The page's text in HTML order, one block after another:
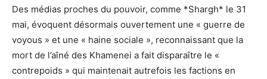
Des médias proches du pouvoir, comme *Shargh* le 31
mai, évoquent désormais ouvertement une « guerre de
voyous » et une « haine sociale », reconnaissant que la
mort de l’aîné des Khamenei a fait disparaître le «
contrepoids » qui maintenait autrefois les factions en